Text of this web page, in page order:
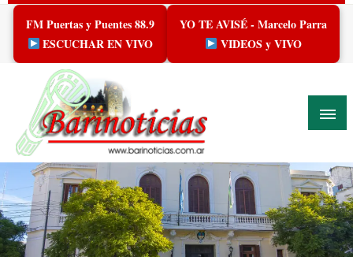
Skip
content
FM Puertas y Puentes 88.9
ESCUCHAR EN VIVO
YO TE AVISÉ - Marcelo Parra
VIDEOS y VIVO